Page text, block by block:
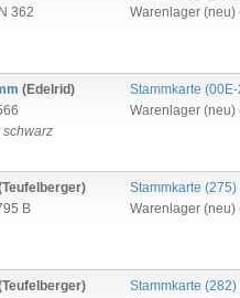
362
Warenlager (neu)
(Edelrid)
schwarz
Stammkarte (
Warenlager (neu)
B
Stammkarte (275)
Warenlager (neu)
Stammkarte (282)